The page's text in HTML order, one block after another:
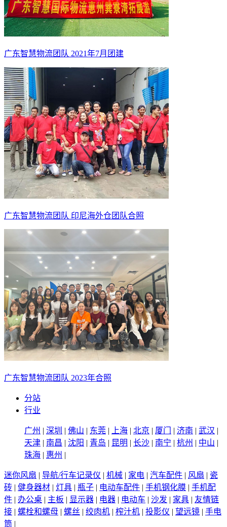
广东智慧物流团队 2021年7月团建
广东智慧物流团队 印尼海外仓团队合照
广东智慧物流团队 2023年合照
分站
行业
广州 | 深圳 | 佛山 | 东莞 | 上海 | 北京 | 厦门 | 济南 | 武汉 |
天津 | 南昌 | 沈阳 | 青岛 | 昆明 | 长沙 | 南宁 | 杭州 | 中山 |
珠海 | 惠州 |
迷你风扇 | 导航/行车记录仪 | 机械 | 家电 | 汽车配件 | 风扇 | 瓷
砖 | 健身器材 | 灯具 | 瓶子 | 电动车配件 | 手机钢化膜 | 手机配
件 | 办公桌 | 主板 | 显示器 | 电器 | 电动车 | 沙发 | 家具 | 友情链
接 | 螺栓和螺母 | 螺丝 | 绞肉机 | 榨汁机 | 投影仪 | 望远镜 | 手电
筒 |